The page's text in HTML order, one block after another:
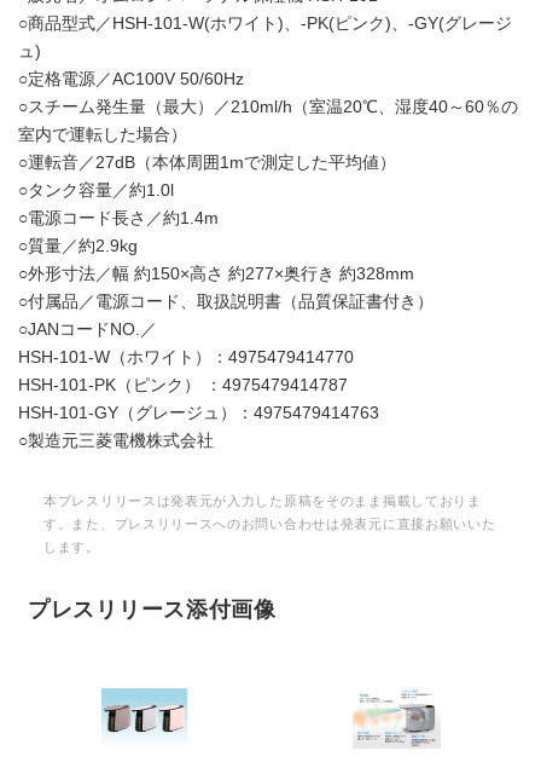
○商品型式／HSH-101-W(ホワイト)、-PK(ピンク)、-GY(グレージ
ュ)
○定格電源／AC100V 50/60Hz
○スチーム発生量（最大）／210ml/h（室温20℃、湿度40～60％の
室内で運転した場合）
○運転音／27dB（本体周囲1mで測定した平均値）
○タンク容量／約1.0l
○電源コード長さ／約1.4m
○質量／約2.9kg
○外形寸法／幅 約150×高さ 約277×奥行き 約328mm
○付属品／電源コード、取扱説明書（品質保証書付き）
○JANコードNO.／
HSH-101-W（ホワイト）：4975479414770
HSH-101-PK（ピンク） ：4975479414787
HSH-101-GY（グレージュ）：4975479414763
○製造元三菱電機株式会社
本プレスリリースは発表元が入力した原稿をそのまま掲載しておりま
す。また、プレスリリースへのお問い合わせは発表元に直接お願いいた
します。
プレスリリース添付画像